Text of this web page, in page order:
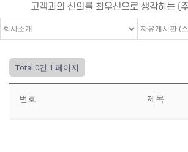
고객과의 신의를 최우선으로 생각하는 (
Total 0건 1 페이지
번호 제목